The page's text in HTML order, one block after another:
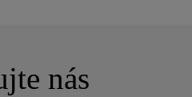
nás